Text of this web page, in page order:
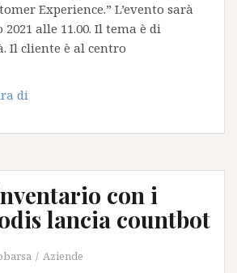
Experience.” L’evento sarà
alle 11.00. Il tema è di
Il cliente è al centro
di
perfetta
la
logistica
adattiva
in
Webcast
con i
lancia countbot
Aziende